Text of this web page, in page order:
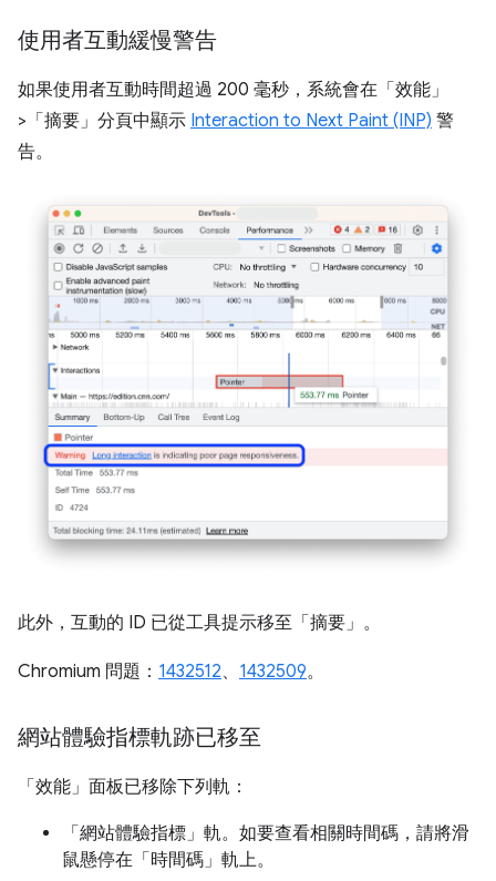
使用者互動緩慢警告
如果使用者互動時間超過 200 毫秒，系統會在「效能」
>「摘要」分頁中顯示 Interaction to Next Paint (INP) 警
告。
此外，互動的 ID 已從工具提示移至「摘要」 。
Chromium 問題： 1432512、 1432509。
網站體驗指標軌跡已移至
「效能」 面板已移除下列軌：
「網站體驗指標」 軌。如要查看相關時間碼，請將滑
鼠懸停在「時間碼」 軌上。